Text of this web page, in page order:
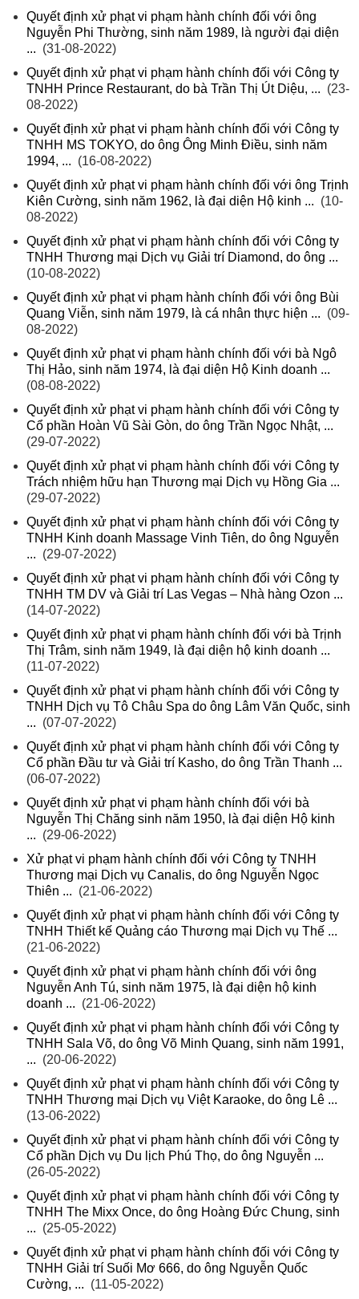
Quyết định xử phạt vi phạm hành chính đối với ông
Nguyễn Phi Thường, sinh năm 1989, là người đại diện
... (31-08-2022)
Quyết định xử phạt vi phạm hành chính đối với Công ty
TNHH Prince Restaurant, do bà Trần Thị Út Diệu, ... (23-
08-2022)
Quyết định xử phạt vi phạm hành chính đối với Công ty
TNHH MS TOKYO, do ông Ông Minh Điều, sinh năm
1994, ... (16-08-2022)
Quyết định xử phạt vi phạm hành chính đối với ông Trịnh
Kiên Cường, sinh năm 1962, là đại diện Hộ kinh ... (10-
08-2022)
Quyết định xử phạt vi phạm hành chính đối với Công ty
TNHH Thương mại Dịch vụ Giải trí Diamond, do ông ...
(10-08-2022)
Quyết định xử phạt vi phạm hành chính đối với ông Bùi
Quang Viễn, sinh năm 1979, là cá nhân thực hiện ... (09-
08-2022)
Quyết định xử phạt vi phạm hành chính đối với bà Ngô
Thị Hảo, sinh năm 1974, là đại diện Hộ Kinh doanh ...
(08-08-2022)
Quyết định xử phạt vi phạm hành chính đối với Công ty
Cổ phần Hoàn Vũ Sài Gòn, do ông Trần Ngọc Nhật, ...
(29-07-2022)
Quyết định xử phạt vi phạm hành chính đối với Công ty
Trách nhiệm hữu hạn Thương mại Dịch vụ Hồng Gia ...
(29-07-2022)
Quyết định xử phạt vi phạm hành chính đối với Công ty
TNHH Kinh doanh Massage Vinh Tiên, do ông Nguyễn
... (29-07-2022)
Quyết định xử phạt vi phạm hành chính đối với Công ty
TNHH TM DV và Giải trí Las Vegas – Nhà hàng Ozon ...
(14-07-2022)
Quyết định xử phạt vi phạm hành chính đối với bà Trịnh
Thị Trâm, sinh năm 1949, là đại diện hộ kinh doanh ...
(11-07-2022)
Quyết định xử phạt vi phạm hành chính đối với Công ty
TNHH Dịch vụ Tô Châu Spa do ông Lâm Văn Quốc, sinh
... (07-07-2022)
Quyết định xử phạt vi phạm hành chính đối với Công ty
Cổ phần Đầu tư và Giải trí Kasho, do ông Trần Thanh ...
(06-07-2022)
Quyết định xử phạt vi phạm hành chính đối với bà
Nguyễn Thị Chăng sinh năm 1950, là đại diện Hộ kinh
... (29-06-2022)
Xử phạt vi phạm hành chính đối với Công ty TNHH
Thương mại Dịch vụ Canalis, do ông Nguyễn Ngọc
Thiên ... (21-06-2022)
Quyết định xử phạt vi phạm hành chính đối với Công ty
TNHH Thiết kế Quảng cáo Thương mại Dịch vụ Thế ...
(21-06-2022)
Quyết định xử phạt vi phạm hành chính đối với ông
Nguyễn Anh Tú, sinh năm 1975, là đại diện hộ kinh
doanh ... (21-06-2022)
Quyết định xử phạt vi phạm hành chính đối với Công ty
TNHH Sala Võ, do ông Võ Minh Quang, sinh năm 1991,
... (20-06-2022)
Quyết định xử phạt vi phạm hành chính đối với Công ty
TNHH Thương mại Dịch vụ Việt Karaoke, do ông Lê ...
(13-06-2022)
Quyết định xử phạt vi phạm hành chính đối với Công ty
Cổ phần Dịch vụ Du lịch Phú Thọ, do ông Nguyễn ...
(26-05-2022)
Quyết định xử phạt vi phạm hành chính đối với Công ty
TNHH The Mixx Once, do ông Hoàng Đức Chung, sinh
... (25-05-2022)
Quyết định xử phạt vi phạm hành chính đối với Công ty
TNHH Giải trí Suối Mơ 666, do ông Nguyễn Quốc
Cường, ... (11-05-2022)